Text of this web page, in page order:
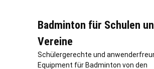
Badminton für Schulen
Vereine
Schülergerechte und
Equipment für Badminton von den